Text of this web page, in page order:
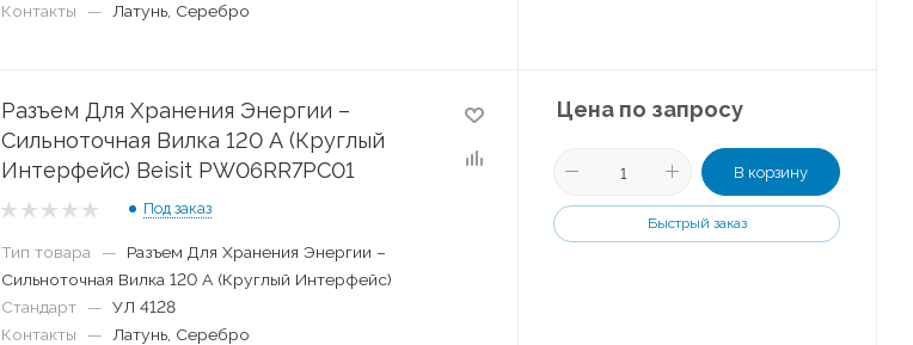
Контакты
— Латунь, Серебро
Разъем Для Хранения Энергии –
Сильноточная Вилка 120 А (Круглый
Интерфейс) Beisit PW06RR7PC01
Под заказ
Тип товара —
Разъем Для Хранения Энергии –
Сильноточная Вилка 120 А (Круглый Интерфейс)
Стандарт
— УЛ 4128
Контакты
— Латунь, Серебро
Цена по запросу
В корзину
Быстрый заказ